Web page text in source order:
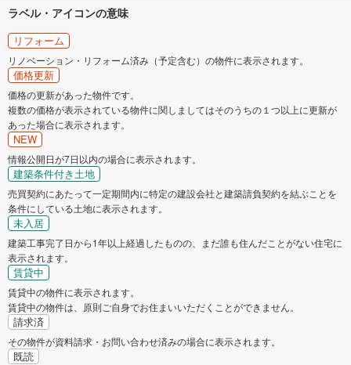
ラベル・アイコンの意味
リフォーム
リノベーション・リフォーム済み（予定含む）の物件に表示されます。
価格更新
価格の更新があった物件です。
複数の価格が表示されている物件に関しましてはそのうちの１つ以上に更新が
あった場合に表示されます。
NEW
情報公開日が7日以内の場合に表示されます。
建築条件付き土地
売買契約にあたって一定期間内に特定の建設会社と建築請負契約を結ぶことを
条件にしている土地に表示されます。
未入居
建築工事完了日から1年以上経過したものの、まだ誰も住んだことがない住宅に
表示されます。
賃貸中
賃貸中の物件に表示されます。
賃貸中の物件は、原則ご自身でお住まいいただくことができません。
請求済
その物件が資料請求・お問い合わせ済みの場合に表示されます。
既読